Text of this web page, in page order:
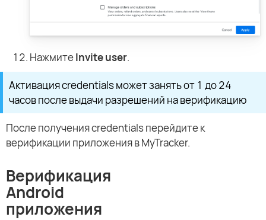
НажмитеInvite user.
Активация credentials может занять от 1 до 24
часов после выдачи разрешений на верификацию
После получения credentials перейдите к
верификации приложения в MyTracker.
Верификация
Android
приложения